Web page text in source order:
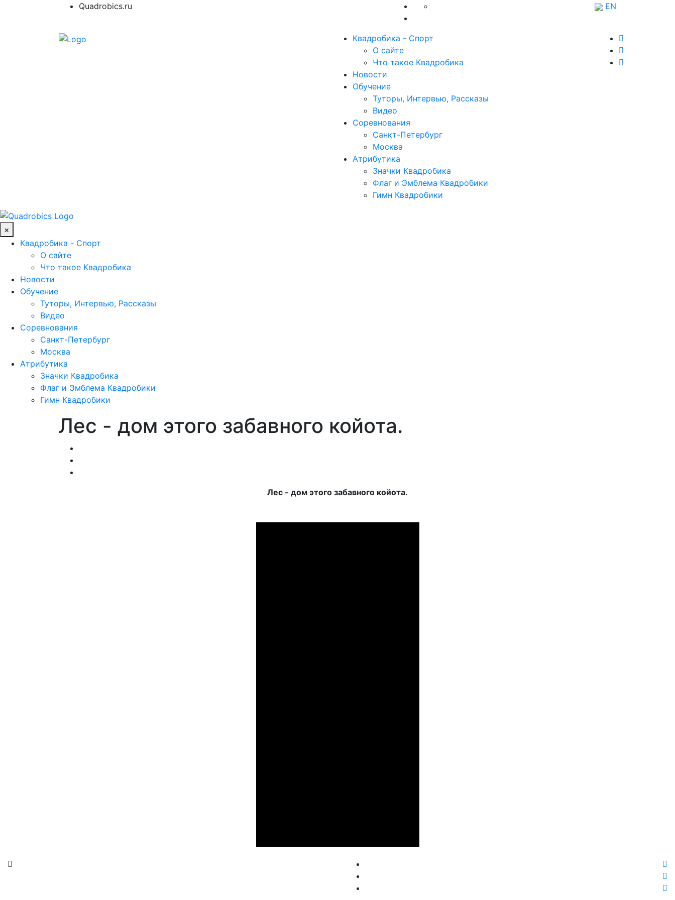
Quadrobics.ru EN
Квадробика - Спорт
О сайте
Что такое Квадробика
Новости
Обучение
Туторы, Интервью, Рассказы
Видео
Соревнования
Санкт-Петербург
Москва
Атрибутика
Значки Квадробика
Флаг и Эмблема Квадробики
Гимн Квадробики
×
Квадробика - Спорт
О сайте
Что такое Квадробика
Новости
Обучение
Туторы, Интервью, Рассказы
Видео
Соревнования
Санкт-Петербург
Москва
Атрибутика
Значки Квадробика
Флаг и Эмблема Квадробики
Гимн Квадробики
Лес - дом этого забавного койота.
Лес - дом этого забавного койота.